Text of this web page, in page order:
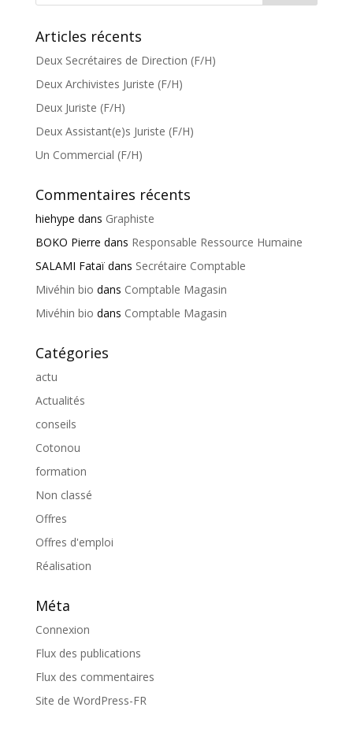
Articles récents
Deux Secrétaires de Direction (F/H)
Deux Archivistes Juriste (F/H)
Deux Juriste (F/H)
Deux Assistant(e)s Juriste (F/H)
Un Commercial (F/H)
Commentaires récents
hiehype dans Graphiste
BOKO Pierre dans Responsable Ressource Humaine
SALAMI Fataïdans Secrétaire Comptable
Mivéhin bio dans Comptable Magasin
Mivéhin bio dans Comptable Magasin
Catégories
actu
Actualités
conseils
Cotonou
formation
Non classé
Offres
Offres d'emploi
Réalisation
Méta
Connexion
Flux des publications
Flux des commentaires
Site de WordPress-FR